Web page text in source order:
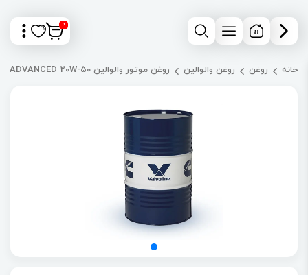
0
خانه روغن روغن والوالین روغن موتور والوالین Valvoline ADVANCED 20W-50